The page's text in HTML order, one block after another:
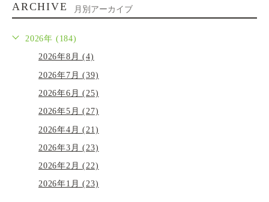
ARCHIVE 月別アーカイブ
2026年 (184)
2026年8月 (4)
2026年7月 (39)
2026年6月 (25)
2026年5月 (27)
2026年4月 (21)
2026年3月 (23)
2026年2月 (22)
2026年1月 (23)